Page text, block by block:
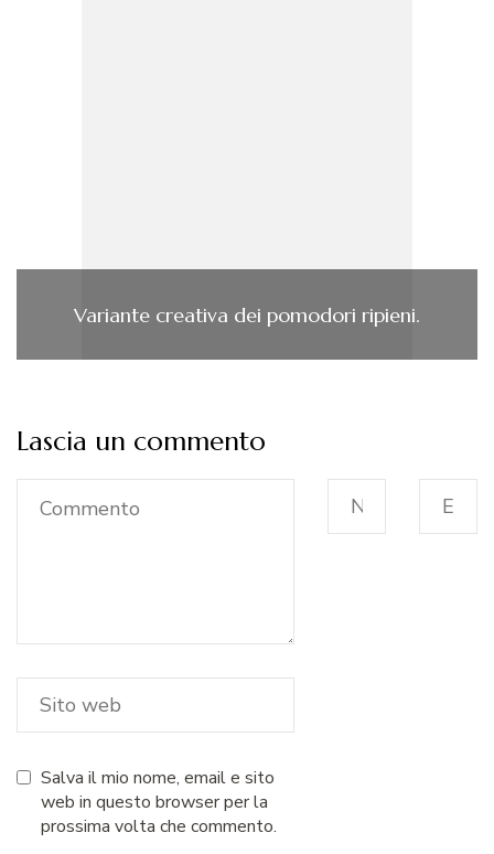
Variante creativa dei pomodori ripieni.
Lascia un commento
Salva il mio nome, email e sito
web in questo browser per la
prossima volta che commento.